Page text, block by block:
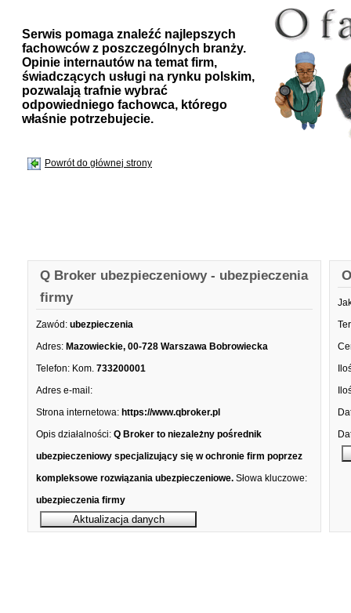
Serwis pomaga znaleźć najlepszych
fachowców z poszczególnych branży.
Opinie internautów na temat firm,
świadczących usługi na rynku polskim,
pozwalają trafnie wybrać
odpowiedniego fachowca, którego
właśnie potrzebujecie.
Powrót do głównej strony
Q Broker ubezpieczeniowy - ubezpieczenia
firmy
Zawód: ubezpieczenia
Adres: Mazowieckie, 00-728 Warszawa Bobrowiecka
Telefon: Kom. 733200001
Adres e-mail:
Strona internetowa: https://www.qbroker.pl
Opis działalności: Q Broker to niezależny pośrednik
ubezpieczeniowy specjalizujący się w ochronie firm poprzez
kompleksowe rozwiązania ubezpieczeniowe. Słowa kluczowe:
ubezpieczenia firmy